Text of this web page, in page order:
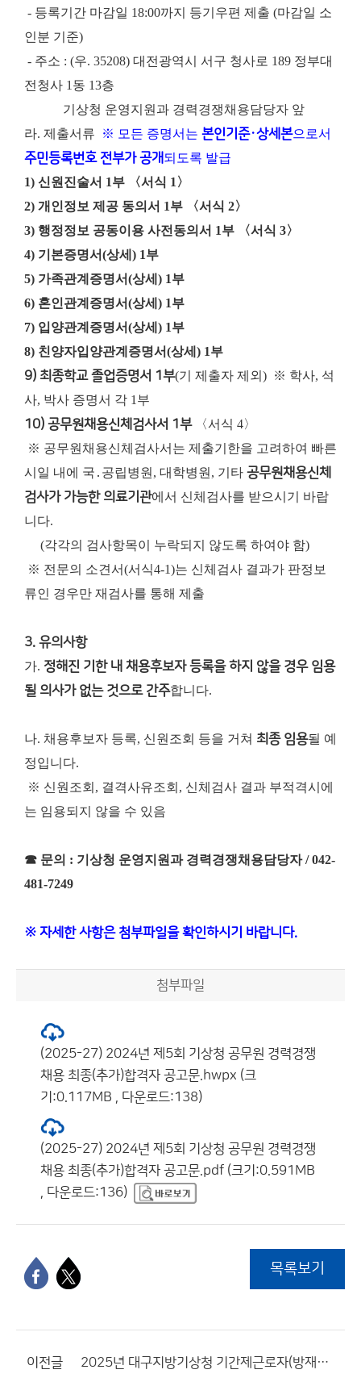
- 등록기간 마감일 18:00까지 등기우편 제출 (마감일 소
인분 기준)
- 주소 : (우. 35208) 대전광역시 서구 청사로 189 정부대
전청사 1동 13층
기상청 운영지원과 경력경쟁채용담당자 앞
라. 제출서류
※ 모든 증명서는 본인기준·상세본으로서
주민등록번호 전부가 공개되도록 발급
1) 신원진술서 1부 〈서식 1〉
2) 개인정보 제공 동의서 1부 〈서식 2〉
3) 행정정보 공동이용 사전동의서 1부 〈서식 3〉
4) 기본증명서(상세) 1부
5) 가족관계증명서(상세) 1부
6) 혼인관계증명서(상세) 1부
7) 입양관계증명서(상세) 1부
8) 친양자입양관계증명서(상세) 1부
9) 최종학교 졸업증명서 1부(기 제출자 제외) ※ 학사, 석
사, 박사 증명서 각 1부
10) 공무원채용신체검사서 1부〈서식 4〉
※ 공무원채용신체검사서는 제출기한을 고려하여 빠른
시일 내에 국․공립병원, 대학병원, 기타 공무원채용신체
검사가 가능한 의료기관에서 신체검사를 받으시기 바랍
니다.
(각각의 검사항목이 누락되지 않도록 하여야 함)
※ 전문의 소견서(서식4-1)는 신체검사 결과가 판정보
류인 경우만 재검사를 통해 제출
3. 유의사항
가. 정해진 기한 내 채용후보자 등록을 하지 않을 경우 임용
될 의사가 없는 것으로 간주합니다.
나. 채용후보자 등록, 신원조회 등을 거쳐 최종 임용될 예
정입니다.
※ 신원조회, 결격사유조회, 신체검사 결과 부적격시에
는 임용되지 않을 수 있음
☎ 문의 : 기상청 운영지원과 경력경쟁채용담당자 / 042-
481-7249
※ 자세한 사항은 첨부파일을 확인하시기 바랍니다.
첨부파일
(2025-27) 2024년 제5회 기상청 공무원 경력경쟁
채용 최종(추가)합격자 공고문.hwpx (크
기:0.117MB , 다운로드:138)
(2025-27) 2024년 제5회 기상청 공무원 경력경쟁
채용 최종(추가)합격자 공고문.pdf (크기:0.591MB
, 다운로드:136)
목록보기
이전글 2025년 대구지방기상청 기간제근로자(방재기상지원관) 채용 서류전형 합격자 및 면접시험 일정 공고